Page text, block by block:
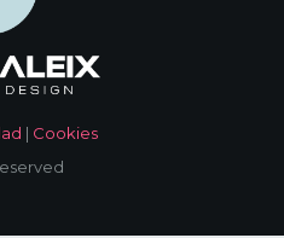
| Cookies